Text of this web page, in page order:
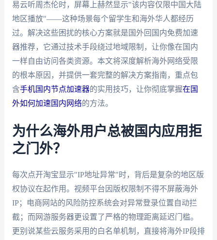
易云听周杰伦时，屏幕上赫然显示"该内容仅限中国大陆
地区播放"——这种场景每个留学生和海外华人都经历
过。解决这些困扰的核心方案就是国外回国内免费加速
器推荐，它通过技术手段绕过地域限制，让你像在国内
一样自由访问各类资源。本文将深度解析海外网络受限
的根本原因，并提供一套完整的解决方案指南，重点包
含手机国内节点加速器的实用技巧，让你彻底掌握在国
外如何加速国内网络的方法。
为什么海外用户总被国内应用拒
之门外？
每次点开淘宝显示"IP地址异常"时，背后是复杂的地区版
权协议在起作用。视频平台因版权限制不得不屏蔽海外
IP；电商网站的风险防控系统会对异常登录位置自动拦
截；而网游服务器更设置了严格的物理距离延迟门槛。
更别说某些云服务采用的白名单机制，直接将海外IP段排